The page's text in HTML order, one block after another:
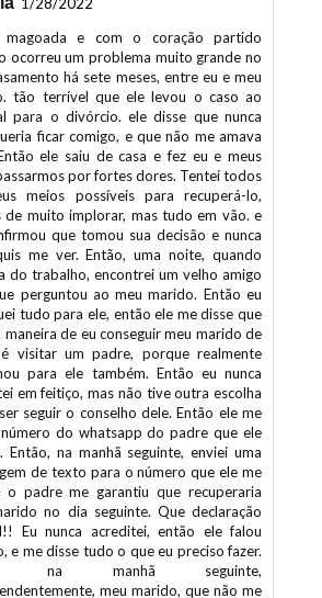
ocorreu um problema muito grande no
há sete meses, entre eu e meu
tão terrível que ele levou o caso ao
para o divórcio. ele disse que nunca
ficar comigo, e que não me amava
ele saiu de casa e fez eu e meus
por fortes dores. Tentei todos
meios possíveis para recuperá-lo,
de muito implorar, mas tudo em vão. e
que tomou sua decisão e nunca
me ver. Então, uma noite, quando
do trabalho, encontrei um velho amigo
perguntou ao meu marido. Então eu
tudo para ele, então ele me disse que
maneira de eu conseguir meu marido de
visitar um padre, porque realmente
para ele também. Então eu nunca
em feitiço, mas não tive outra escolha
seguir o conselho dele. Então ele me
do whatsapp do padre que ele
Então, na manhã seguinte, enviei uma
de texto para o número que ele me
o padre me garantiu que recuperaria
no dia seguinte. Que declaração
Eu nunca acreditei, então ele falou
e me disse tudo o que eu preciso fazer.
na manhã seguinte,
meu marido, que não me
últimos 7 meses, me ligou para me